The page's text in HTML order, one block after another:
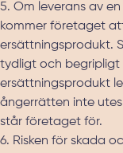
5. Om leverans av
kommer företaget
ersättningsprodukt.
tydligt och
ersättningsprodukt
ångerrätten inte
står företaget för.
6. Risken för skada